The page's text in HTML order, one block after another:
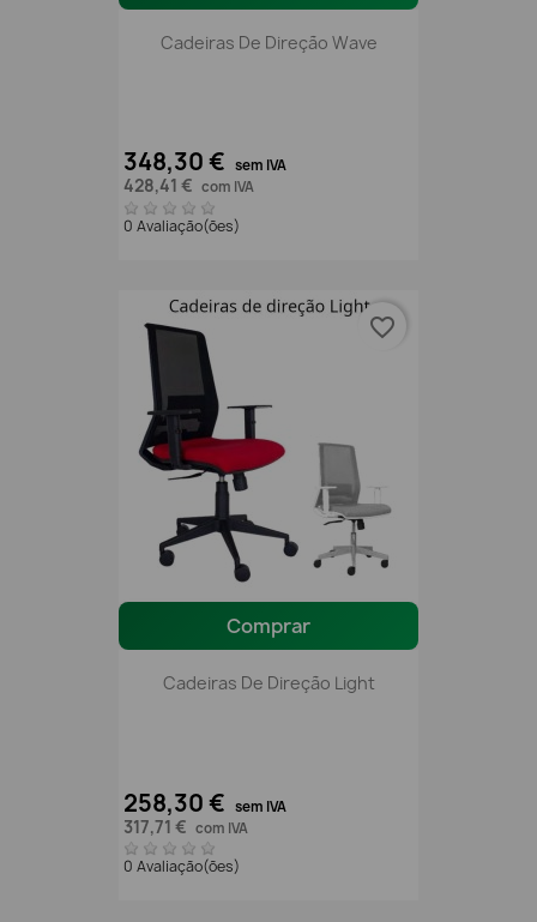
Cadeiras De Direção Wave
348,30 € sem IVA
428,41 € com IVA
0 Avaliação(ões)
Comprar
Cadeiras De Direção Light
258,30 € sem IVA
317,71 € com IVA
0 Avaliação(ões)
favorite_border